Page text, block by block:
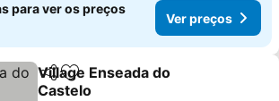
para ver os preços
Ver preços
PartilharAdicionar aos favoritos
Village Enseada do
Castelo